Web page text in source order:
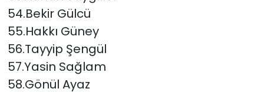
54.Bekir Gülcü
55.Hakkı Güney
56.Tayyip Şengül
57.Yasin Sağlam
58.Gönül Ayaz